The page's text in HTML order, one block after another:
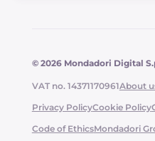
© 2026 Mondadori Digital
VAT no. 14371170961About
Privacy PolicyCookie Policy
Code of EthicsMondadori